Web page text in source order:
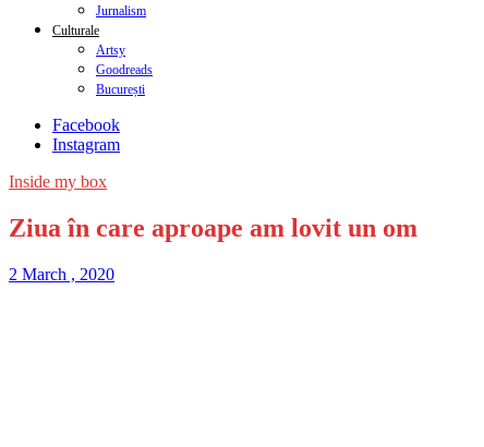
Jurnalism
Culturale
Artsy
Goodreads
București
Facebook
Instagram
Inside my box
Ziua în care aproape am lovit un om
2 March , 2020